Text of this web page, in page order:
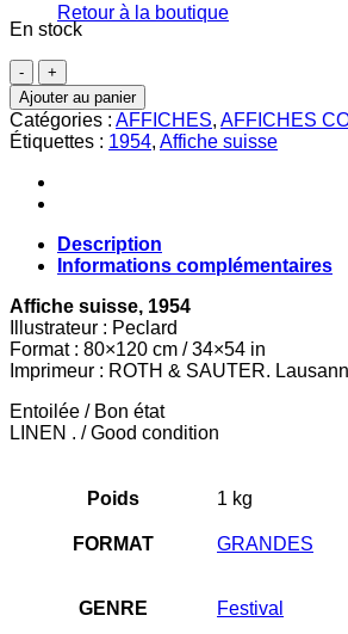
Retour à la boutique
En stock
quantité
de
2eme
FESTIVAL
DU
FILM
DE
Ajouter au panier
Catégories : AFFICHES, AFFICHES
Étiquettes : 1954, Affiche suisse
Description
Informations complémentaires
Affiche suisse, 1954
Illustrateur : Peclard
Format : 80×120 cm / 34×54 in
Imprimeur : ROTH & SAUTER.
Entoilée / Bon état
LINEN . / Good condition
Poids 1 kg
FORMAT GRANDES
GENRE Festival